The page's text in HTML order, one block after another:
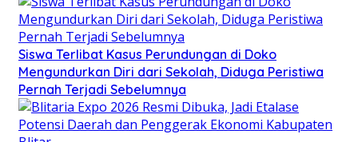
Siswa Terlibat Kasus Perundungan di Doko
Mengundurkan Diri dari Sekolah, Diduga Peristiwa
Pernah Terjadi Sebelumnya